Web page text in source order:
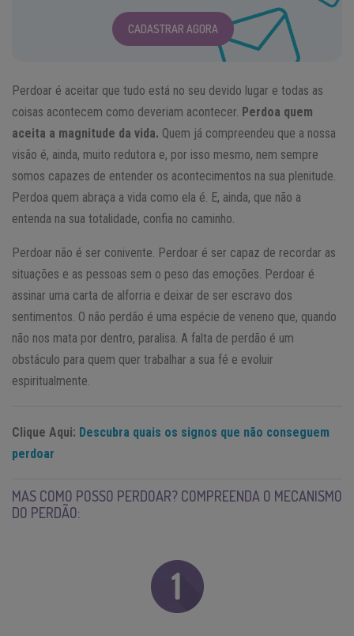
CADASTRAR AGORA
Perdoar é aceitar que tudo está no seu devido lugar e todas as
coisas acontecem como deveriam acontecer. Perdoa quem
aceita a magnitude da vida. Quem já compreendeu que a nossa
visão é, ainda, muito redutora e, por isso mesmo, nem sempre
somos capazes de entender os acontecimentos na sua plenitude.
Perdoa quem abraça a vida como ela é. E, ainda, que não a
entenda na sua totalidade, confia no caminho.
Perdoar não é ser conivente. Perdoar é ser capaz de recordar as
situações e as pessoas sem o peso das emoções. Perdoar é
assinar uma carta de alforria e deixar de ser escravo dos
sentimentos. O não perdão é uma espécie de veneno que, quando
não nos mata por dentro, paralisa. A falta de perdão é um
obstáculo para quem quer trabalhar a sua fé e evoluir
espiritualmente.
Clique Aqui: Descubra quais os signos que não conseguem
perdoar
MAS COMO POSSO PERDOAR? COMPREENDA O MECANISMO
DO PERDÃO: